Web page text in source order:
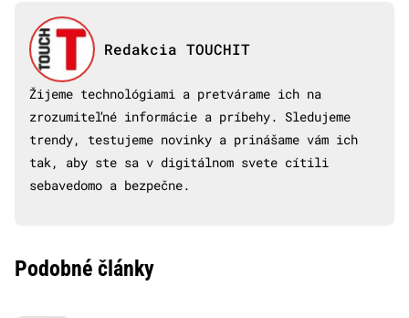
Redakcia TOUCHIT
Žijeme technológiami a pretvárame ich na
zrozumiteľné informácie a príbehy. Sledujeme
trendy, testujeme novinky a prinášame vám ich
tak, aby ste sa v digitálnom svete cítili
sebavedomo a bezpečne.
Podobné články